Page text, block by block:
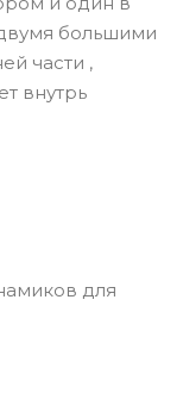
большими
части ,
внутрь
для